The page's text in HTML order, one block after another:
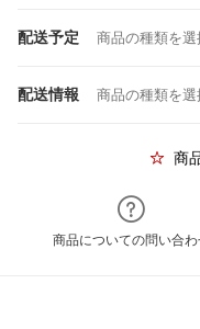
配送予定 商品の種類を
配送情報 商品の種類を
商
商品についての問い合